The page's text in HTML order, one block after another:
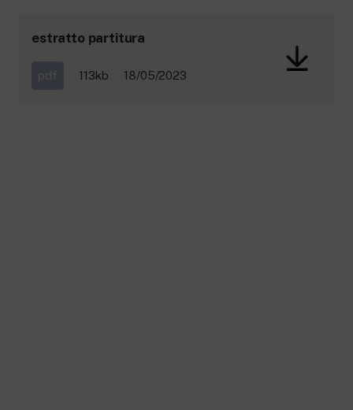
estratto partitura
pdf 113kb 18/05/2023